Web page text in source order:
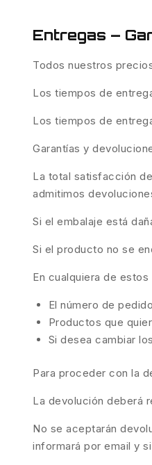
Entregas –
Todos nuestros
Los tiempos de
Los tiempos de
Garantías y
La total satisfacción
admitimos
Si el embalaje está
Si el producto no se
En cualquiera de
El número de
Productos que
Si desea cambiar
Para proceder con la
La devolución deberá
No se aceptarán
informará por email y